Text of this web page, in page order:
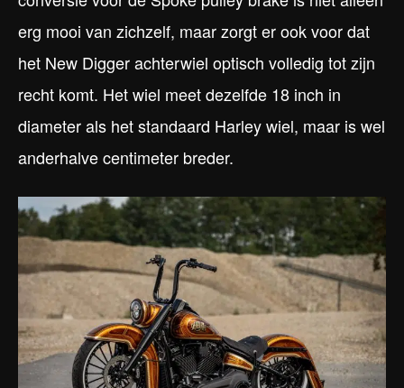
erg mooi van zichzelf, maar zorgt er ook voor dat
het New Digger achterwiel optisch volledig tot zijn
recht komt. Het wiel meet dezelfde 18 inch in
diameter als het standaard Harley wiel, maar is wel
anderhalve centimeter breder.